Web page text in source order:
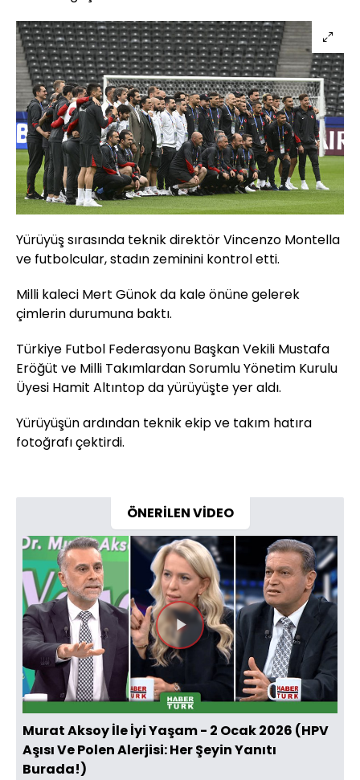
Yürüyüş sırasında teknik direktör Vincenzo Montella
ve futbolcular, stadın zeminini kontrol etti.
Milli kaleci Mert Günok da kale önüne gelerek
çimlerin durumuna baktı.
Türkiye Futbol Federasyonu Başkan Vekili Mustafa
Eröğüt ve Milli Takımlardan Sorumlu Yönetim Kurulu
Üyesi Hamit Altıntop da yürüyüşte yer aldı.
Yürüyüşün ardından teknik ekip ve takım hatıra
fotoğrafı çektirdi.
ÖNERİLEN VİDEO
Videoyu
Oynat
Murat Aksoy İle İyi Yaşam - 2 Ocak 2026 (HPV
Aşısı Ve Polen Alerjisi: Her Şeyin Yanıtı
Burada!)